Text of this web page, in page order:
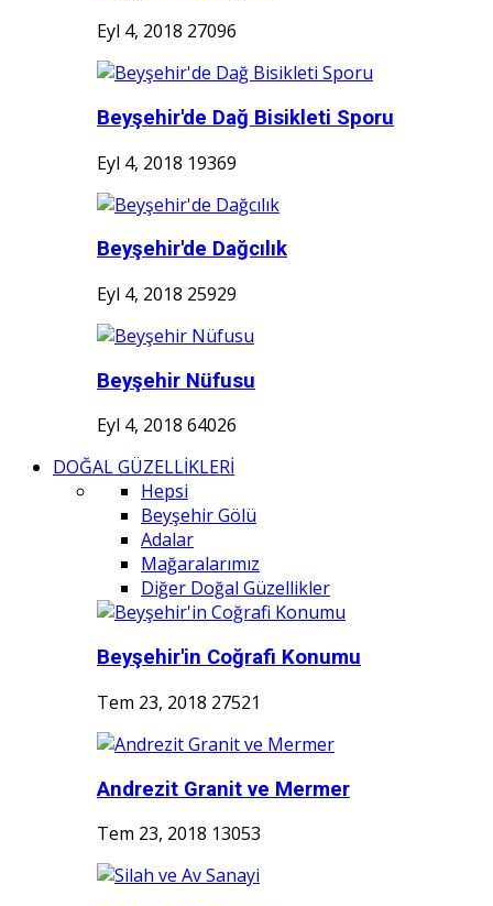
Eyl 4, 2018 27096
Beyşehir'de Dağ Bisikleti Sporu
Eyl 4, 2018 19369
Beyşehir'de Dağcılık
Eyl 4, 2018 25929
Beyşehir Nüfusu
Eyl 4, 2018 64026
DOĞAL GÜZELLİKLERİ
Hepsi
Beyşehir Gölü
Adalar
Mağaralarımız
Diğer Doğal Güzellikler
Beyşehir'in Coğrafi Konumu
Tem 23, 2018 27521
Andrezit Granit ve Mermer
Tem 23, 2018 13053